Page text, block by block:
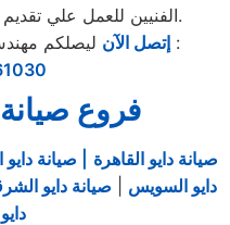
الفنيين للعمل علي تقديم خدمة تليق بعملائنا بالعصافرة.
إتصل الآن ليصلكم مهندس الصيانة على الأرقام التالية :
فروع
صيانة دايو القاهرة | صيانة دايو
دايو السويس
صيانة دايو